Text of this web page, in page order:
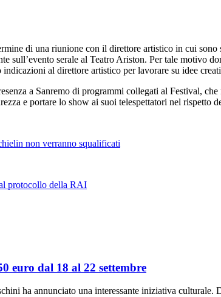
di una riunione con il direttore artistico in cui
sull’evento serale al Teatro Ariston. Per tale motivo
al direttore artistico per lavorare su idee
a Sanremo di programmi collegati al Festival,
e portare lo show ai suoi telespettatori nel
non verranno squalificati
protocollo della RAI
euro dal 18 al 22 settembre
ha annunciato una interessante iniziativa